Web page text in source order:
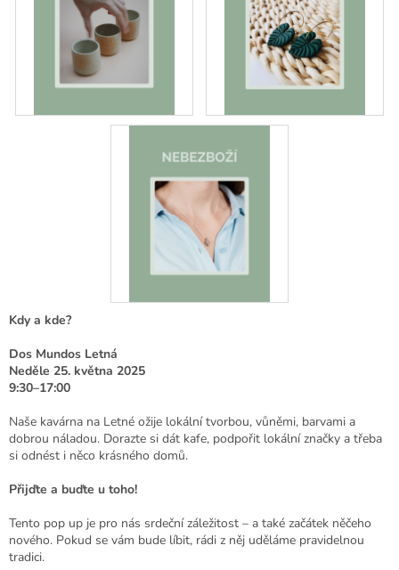
Kdy a kde?
Dos Mundos Letná
Neděle 25. května 2025
9:30–17:00
Naše kavárna na Letné ožije lokální tvorbou, vůněmi, barvami a
dobrou náladou. Dorazte si dát kafe, podpořit lokální značky a třeba
si odnést i něco krásného domů.
Přijďte a buďte u toho!
Tento pop up je pro nás srdeční záležitost – a také začátek něčeho
nového. Pokud se vám bude líbit, rádi z něj uděláme pravidelnou
tradici.